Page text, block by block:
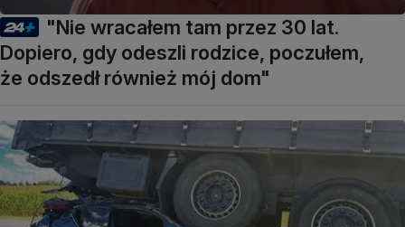
"Nie wracałem tam przez 30 lat.
Dopiero, gdy odeszli rodzice, poczułem,
że odszedł również mój dom"